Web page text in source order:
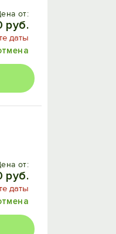
от:
руб.
даты
от:
руб.
даты